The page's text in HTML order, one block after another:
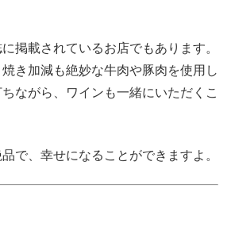
掲載されているお店でもあります。
き加減も絶妙な牛肉や豚肉を使用し
ながら、ワインも一緒にいただくこ
で、幸せになることができますよ。